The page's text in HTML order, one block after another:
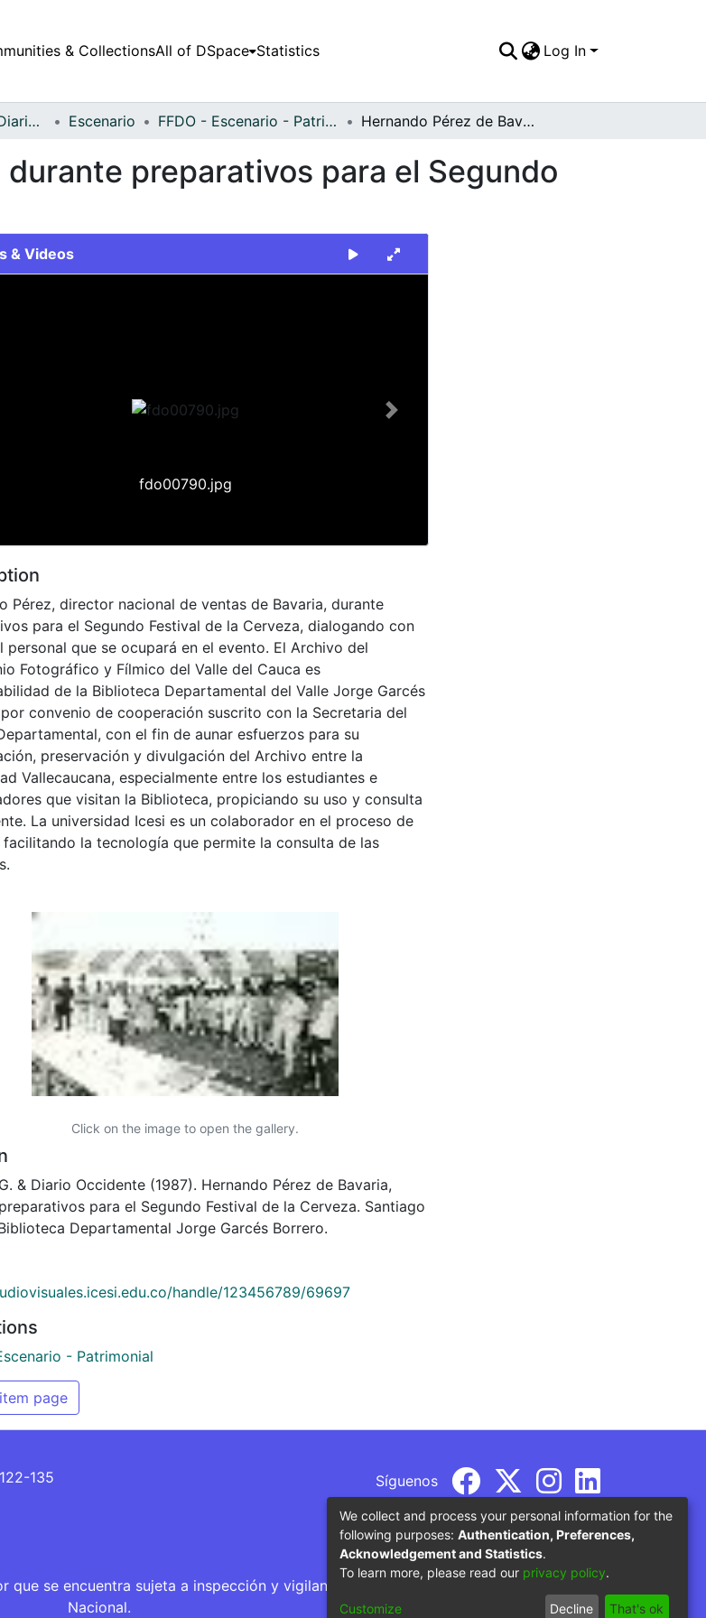
& CollectionsAll of DSpace Statistics Log In
Fondo Fotográfico Diario Occidente Escenario FFDO - Escenario - Patrimonial Hernando Pérez de Bavaria, durante preparativos para el Segundo Festival de la Cerveza
preparativos para el Segundo
& Videos
fdo00790.jpg
Next
Pérez, director nacional de ventas de Bavaria, durante
para el Segundo Festival de la Cerveza, dialogando con
personal que se ocupará en el evento. El Archivo del
Fotográfico y Fílmico del Valle del Cauca es
de la Biblioteca Departamental del Valle Jorge Garcés
convenio de cooperación suscrito con la Secretaria del
con el fin de aunar esfuerzos para su
preservación y divulgación del Archivo entre la
Vallecaucana, especialmente entre los estudiantes e
que visitan la Biblioteca, propiciando su uso y consulta
La universidad Icesi es un colaborador en el proceso de
la tecnología que permite la consulta de las
Click on the image to open the gallery.
& Diario Occidente (1987). Hernando Pérez de Bavaria,
para el Segundo Festival de la Cerveza. Santiago
Departamental Jorge Garcés Borrero.
handle/123456789/69697
- Patrimonial
page
135
Síguenos
que se encuentra sujeta a inspección y vigilancia por parte del Ministerio de Educación
Nacional.
We collect and process your personal information for the
following purposes: Authentication, Preferences,
Acknowledgement and Statistics.
To learn more, please read our privacy policy.
Customize Decline That's ok